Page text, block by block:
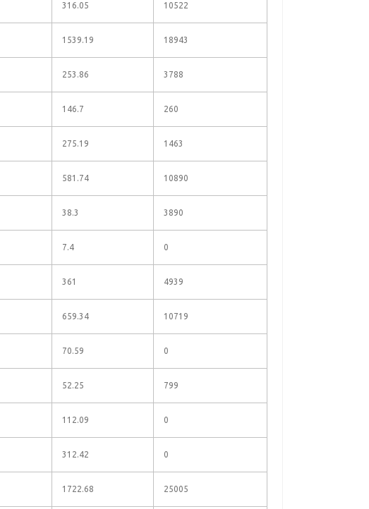
316.05 10522
1539.19 18943
253.86 3788
146.7 260
275.19 1463
581.74 10890
38.3 3890
7.4 0
361 4939
659.34 10719
70.59 0
52.25 799
112.09 0
312.42 0
1722.68 25005